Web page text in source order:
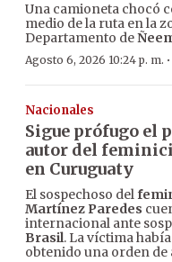
Una camioneta chocó
medio de la ruta en la
Departamento de
Agosto 6, 2026 10:24 p. m. ·
Nacionales
Sigue prófugo el
autor del
en Curuguaty
El sospechoso del
Martínez Paredes
internacional ante
Brasil. La víctima
obtenido una orden de